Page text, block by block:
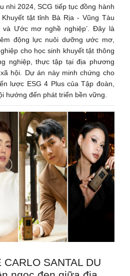
nhi 2024, SCG tiếp tục đồng hành
tật tỉnh Bà Rịa - Vũng Tàu
và Ước mơ nghề nghiệp’. Đây là
động lực nuôi dưỡng ước mơ,
cho học sinh khuyết tật thông
nghiệp, thực tập tại địa phương
hội. Dự án này minh chứng cho
lược ESG 4 Plus của Tập đoàn,
hướng đến phát triển bền vững.
SANTAL DU